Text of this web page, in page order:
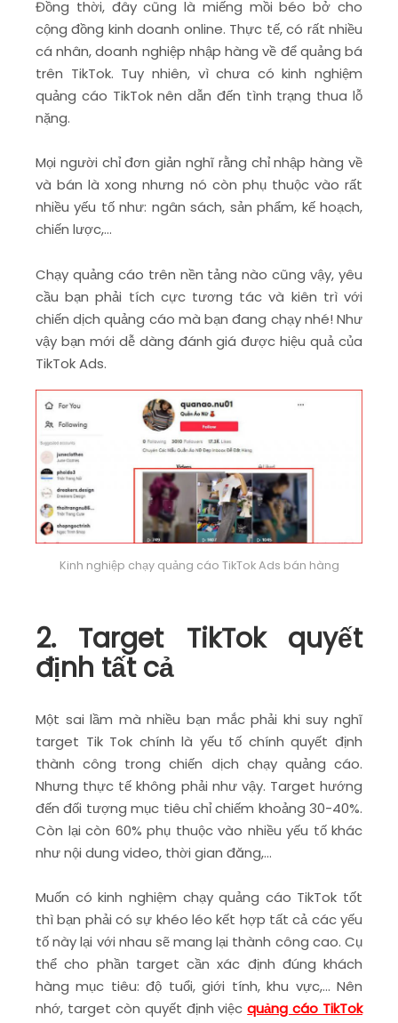
Đồng thời, đây cũng là miếng mồi béo bở cho
cộng đồng kinh doanh online. Thực tế, có rất nhiều
cá nhân, doanh nghiệp nhập hàng về để quảng bá
trên TikTok. Tuy nhiên, vì chưa có kinh nghiệm
quảng cáo TikTok nên dẫn đến tình trạng thua lỗ
nặng.
Mọi người chỉ đơn giản nghĩ rằng chỉ nhập hàng về
và bán là xong nhưng nó còn phụ thuộc vào rất
nhiều yếu tố như: ngân sách, sản phẩm, kế hoạch,
chiến lược,…
Chạy quảng cáo trên nền tảng nào cũng vậy, yêu
cầu bạn phải tích cực tương tác và kiên trì với
chiến dịch quảng cáo mà bạn đang chạy nhé! Như
vậy bạn mới dễ dàng đánh giá được hiệu quả của
TikTok Ads.
Kinh nghiệp chạy quảng cáo TikTok Ads bán hàng
2. Target TikTok quyết
định tất cả
Một sai lầm mà nhiều bạn mắc phải khi suy nghĩ
target Tik Tok chính là yếu tố chính quyết định
thành công trong chiến dịch chạy quảng cáo.
Nhưng thực tế không phải như vậy. Target hướng
đến đối tượng mục tiêu chỉ chiếm khoảng 30-40%.
Còn lại còn 60% phụ thuộc vào nhiều yếu tố khác
như nội dung video, thời gian đăng,…
Muốn có kinh nghiệm chạy quảng cáo TikTok tốt
thì bạn phải có sự khéo léo kết hợp tất cả các yếu
tố này lại với nhau sẽ mang lại thành công cao. Cụ
thể cho phần target cần xác định đúng khách
hàng mục tiêu: độ tuổi, giới tính, khu vực,… Nên
nhớ, target còn quyết định việcquảng cáo TikTok